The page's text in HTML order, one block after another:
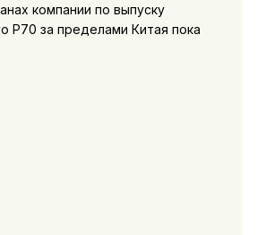
компании по выпуску
P70 за пределами Китая пока